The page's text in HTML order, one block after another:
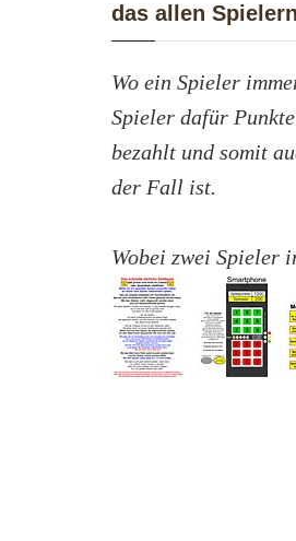
das allen
Wo ein Spieler
Spieler dafür
bezahlt und somit
der Fall ist.
Wobei zwei Spieler